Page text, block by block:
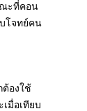
ณะที่คอน
โจทย์คน
ต้องใช้
มื่อเทียบ